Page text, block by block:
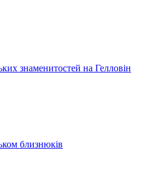
знаменитостей на Гелловін
близнюків